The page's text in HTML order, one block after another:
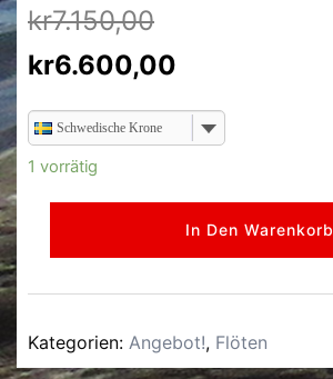
kr7.150,00
kr6.600,00
Schwedische Krone
1 vorrätig
In Den Warenkorb
Kategorien: Angebot!, Flöten